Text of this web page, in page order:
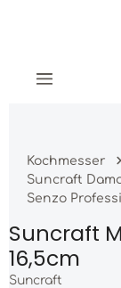
Zum
Kochmesser
Suncraft
Senzo
Suncraft
16,5cm
Suncraft